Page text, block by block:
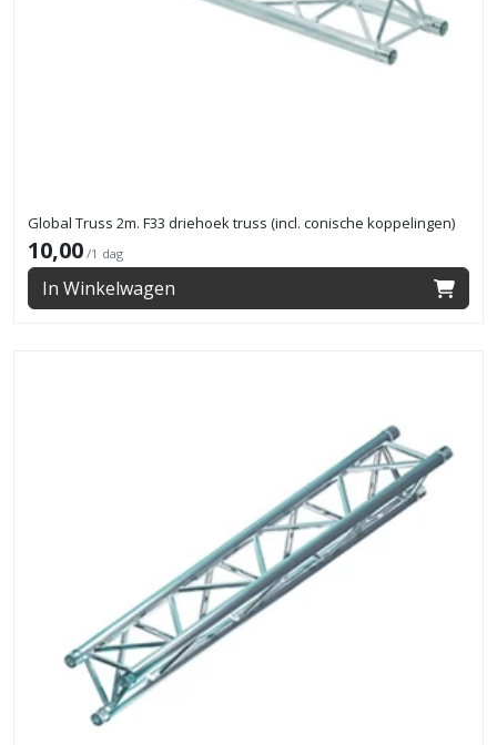
Global Truss 2m. F33 driehoek truss (incl. conische koppelingen)
10,00 /1 dag
In Winkelwagen